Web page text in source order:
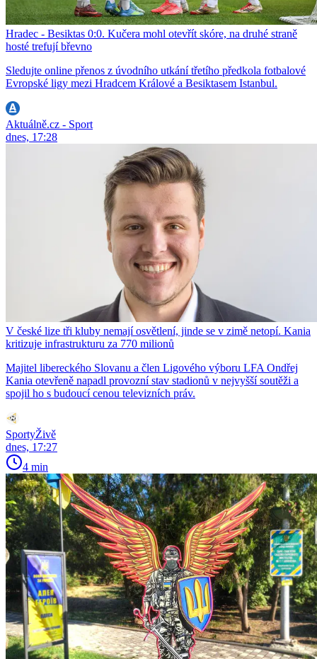
Hradec - Besiktas 0:0. Kučera mohl otevřít skóre, na druhé straně
hosté trefují břevno
Sledujte online přenos z úvodního utkání třetího předkola fotbalové
Evropské ligy mezi Hradcem Králové a Besiktasem Istanbul.
Aktuálně.cz - Sport
dnes, 17:28
V české lize tři kluby nemají osvětlení, jinde se v zimě netopí. Kania
kritizuje infrastrukturu za 770 milionů
Majitel libereckého Slovanu a člen Ligového výboru LFA Ondřej
Kania otevřeně napadl provozní stav stadionů v nejvyšší soutěži a
spojil ho s budoucí cenou televizních práv.
SportyŽivě
dnes, 17:27
4 min